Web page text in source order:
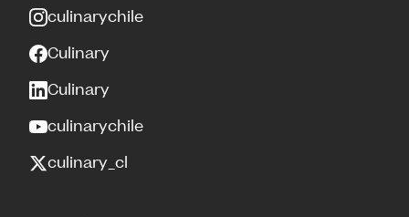
culinarychile
Culinary
Culinary
culinarychile
culinary_cl